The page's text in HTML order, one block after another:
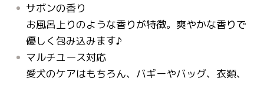
サボンの香り
お風呂上りのような香りが特徴。爽やかな香りで
優しく包み込みます♪
マルチユース対応
愛犬のケアはもちろん、バギーやバッグ、衣類、